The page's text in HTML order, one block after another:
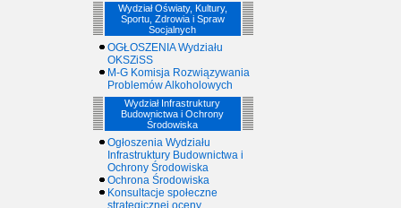
Wydział Oświaty, Kultury,
Sportu, Zdrowia i Spraw
Socjalnych
OGŁOSZENIA Wydziału
OKSZiSS
M-G Komisja Rozwiązywania
Problemów Alkoholowych
Wydział Infrastruktury
Budownictwa i Ochrony
Środowiska
Ogłoszenia Wydziału
Infrastruktury Budownictwa i
Ochrony Środowiska
Ochrona Środowiska
Konsultacje społeczne
strategicznej oceny